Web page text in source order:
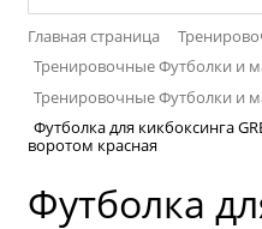
Главная страница
Тренировочные Футболки и
Тренировочные Футболки и
Футболка для кикбоксинга
воротом красная
Футболка